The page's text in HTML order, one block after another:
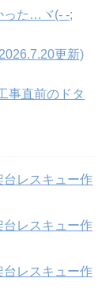
った…ヾ(- -;
更新)
事直前のドタ
レスキュー作
レスキュー作
レスキュー作